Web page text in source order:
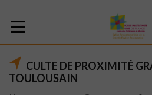
CULTE DE PROXIMITÉ
TOULOUSAIN